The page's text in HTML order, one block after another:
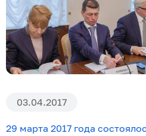
03.04.2017
29 марта 2017 года